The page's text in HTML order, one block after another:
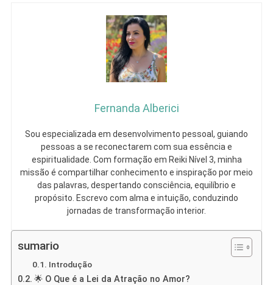
Fernanda Alberici
Sou especializada em desenvolvimento pessoal, guiando
pessoas a se reconectarem com sua essência e
espiritualidade. Com formação em Reiki Nível 3, minha
missão é compartilhar conhecimento e inspiração por meio
das palavras, despertando consciência, equilíbrio e
propósito. Escrevo com alma e intuição, conduzindo
jornadas de transformação interior.
sumario
Introdução
🌟 O Que é a Lei da Atração no Amor?